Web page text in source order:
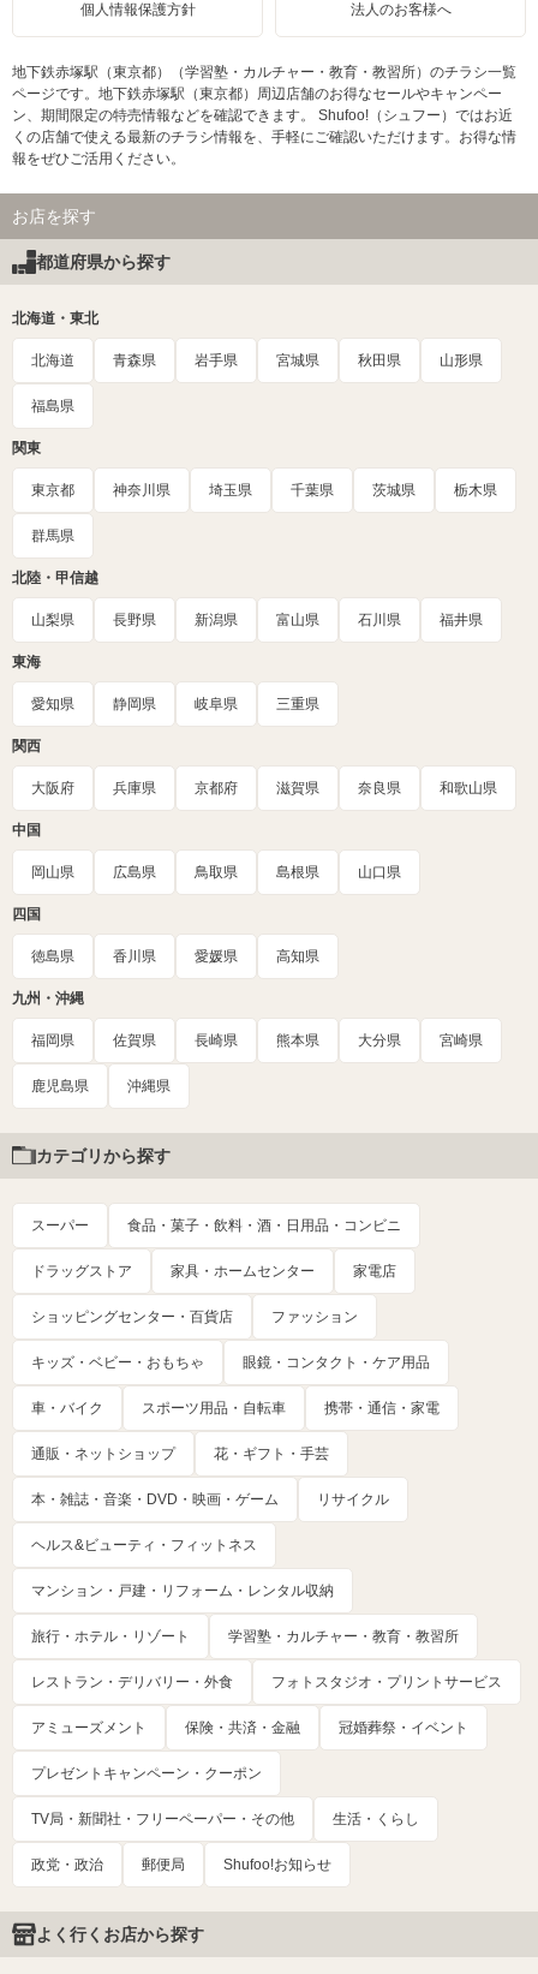
個人情報保護方針 法人のお客様へ
地下鉄赤塚駅（東京都）（学習塾・カルチャー・教育・教習所）のチラシ一覧
ページです。地下鉄赤塚駅（東京都）周辺店舗のお得なセールやキャンペー
ン、期間限定の特売情報などを確認できます。 Shufoo!（シュフー）ではお近
くの店舗で使える最新のチラシ情報を、手軽にご確認いただけます。お得な情
報をぜひご活用ください。
お店を探す
都道府県から探す
北海道・東北
北海道 青森県 岩手県 宮城県 秋田県 山形県
福島県
関東
東京都 神奈川県 埼玉県 千葉県 茨城県 栃木県
群馬県
北陸・甲信越
山梨県 長野県 新潟県 富山県 石川県 福井県
東海
愛知県 静岡県 岐阜県 三重県
関西
大阪府 兵庫県 京都府 滋賀県 奈良県 和歌山県
中国
岡山県 広島県 鳥取県 島根県 山口県
四国
徳島県 香川県 愛媛県 高知県
九州・沖縄
福岡県 佐賀県 長崎県 熊本県 大分県 宮崎県
鹿児島県 沖縄県
カテゴリから探す
スーパー 食品・菓子・飲料・酒・日用品・コンビニ
ドラッグストア 家具・ホームセンター 家電店
ショッピングセンター・百貨店 ファッション
キッズ・ベビー・おもちゃ 眼鏡・コンタクト・ケア用品
車・バイク スポーツ用品・自転車 携帯・通信・家電
通販・ネットショップ 花・ギフト・手芸
本・雑誌・音楽・DVD・映画・ゲーム リサイクル
ヘルス&ビューティ・フィットネス
マンション・戸建・リフォーム・レンタル収納
旅行・ホテル・リゾート 学習塾・カルチャー・教育・教習所
レストラン・デリバリー・外食 フォトスタジオ・プリントサービス
アミューズメント 保険・共済・金融 冠婚葬祭・イベント
プレゼントキャンペーン・クーポン
TV局・新聞社・フリーペーパー・その他 生活・くらし
政党・政治 郵便局 Shufoo!お知らせ
よく行くお店から探す